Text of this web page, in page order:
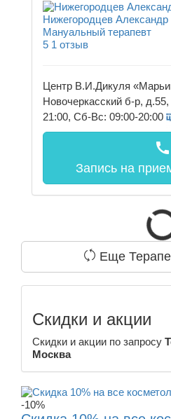
Нижегородцев Александр
Мануальный терапевт
5 1 отзыв
Центр В.И.Дикуля
Новочеркасский б-р, д.55,
21:00, Сб-Вс: 09:00-20:00
call
Запись на
Еще
Скидки и акции
Скидки и акции по запросу
Москва
-10%